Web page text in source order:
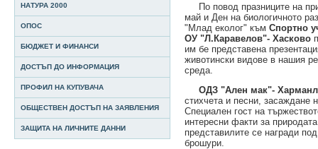
НАТУРА 2000
ОПОС
БЮДЖЕТ И ФИНАНСИ
ДОСТЪП ДО ИНФОРМАЦИЯ
ПРОФИЛ НА КУПУВАЧА
ОБЩЕСТВЕН ДОСТЪП НА ЗАЯВЛЕНИЯ
ЗАЩИТА НА ЛИЧНИТЕ ДАННИ
По повод празниците на
май и Ден на биологичното
"Млад еколог" към Спортно
ОУ "Л.Каравелов"- Хасково
им бе представена
животински видове в нашия
среда.
ОДЗ "Ален мак"-
стихчета и песни, засаждане
Специален гост на
интересни факти за
представилите се награди
брошури.